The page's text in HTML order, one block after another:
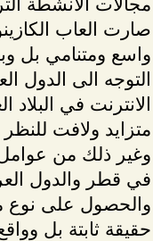
صارت العاب
واسع ومتنامي بل
التوجه الى الدول
الانترنت في
متزايد ولافت
وغير ذلك من عوامل
في قطر والدول
والحصول على نوع
حقيقة ثابتة بل